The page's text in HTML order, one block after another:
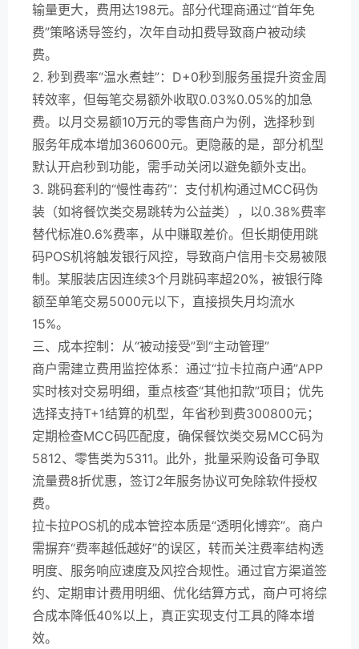
输量更大，费用达198元。部分代理商通过“首年免
费”策略诱导签约，次年自动扣费导致商户被动续
费。
2. 秒到费率“温水煮蛙”：D+0秒到服务虽提升资金周
转效率，但每笔交易额外收取0.03%0.05%的加急
费。以月交易额10万元的零售商户为例，选择秒到
服务年成本增加360600元。更隐蔽的是，部分机型
默认开启秒到功能，需手动关闭以避免额外支出。
3. 跳码套利的“慢性毒药”：支付机构通过MCC码伪
装（如将餐饮类交易跳转为公益类），以0.38%费率
替代标准0.6%费率，从中赚取差价。但长期使用跳
码POS机将触发银行风控，导致商户信用卡交易被限
制。某服装店因连续3个月跳码率超20%，被银行降
额至单笔交易5000元以下，直接损失月均流水
15%。
三、成本控制：从“被动接受”到“主动管理”
商户需建立费用监控体系：通过“拉卡拉商户通”APP
实时核对交易明细，重点核查“其他扣款”项目；优先
选择支持T+1结算的机型，年省秒到费300800元；
定期检查MCC码匹配度，确保餐饮类交易MCC码为
5812、零售类为5311。此外，批量采购设备可争取
流量费8折优惠，签订2年服务协议可免除软件授权
费。
拉卡拉POS机的成本管控本质是“透明化博弈”。商户
需摒弃“费率越低越好”的误区，转而关注费率结构透
明度、服务响应速度及风控合规性。通过官方渠道签
约、定期审计费用明细、优化结算方式，商户可将综
合成本降低40%以上，真正实现支付工具的降本增
效。